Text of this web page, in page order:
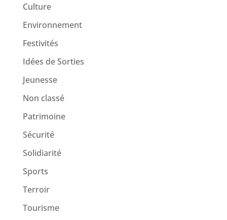
Culture
Environnement
Festivités
Idées de Sorties
Jeunesse
Non classé
Patrimoine
Sécurité
Solidiarité
Sports
Terroir
Tourisme